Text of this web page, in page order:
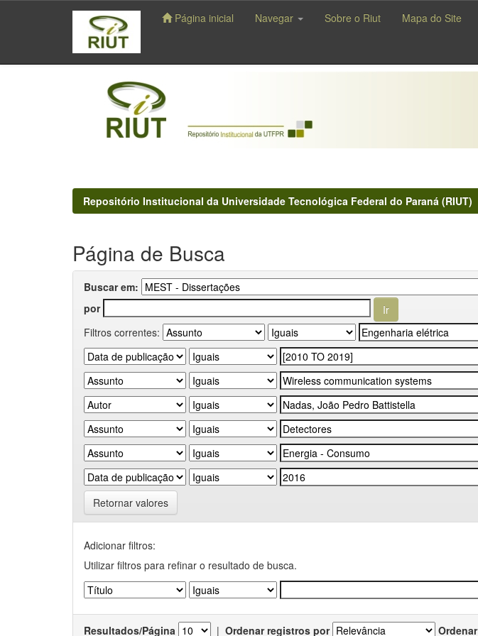
navigation
Página inicial Navegar Sobre o Riut Mapa do Site
Repositório Institucional da Universidade Tecnológica Federal do Paraná (RIUT)
Página de Busca
Buscar em:
por
Filtros correntes:
Retornar valores
Adicionar filtros:
Utilizar filtros para refinar o resultado de busca.
Resultados/Página | Ordenar registros por Ordenar